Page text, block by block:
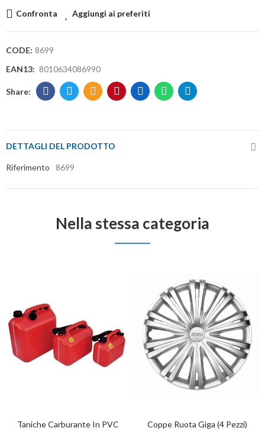
Confronta Aggiungi ai preferiti
CODE: 8699
EAN13: 8010634086990
DETTAGLI DEL PRODOTTO
Riferimento 8699
Nella stessa categoria
Taniche Carburante In PVC
Coppe Ruota Giga (4 Pezzi)